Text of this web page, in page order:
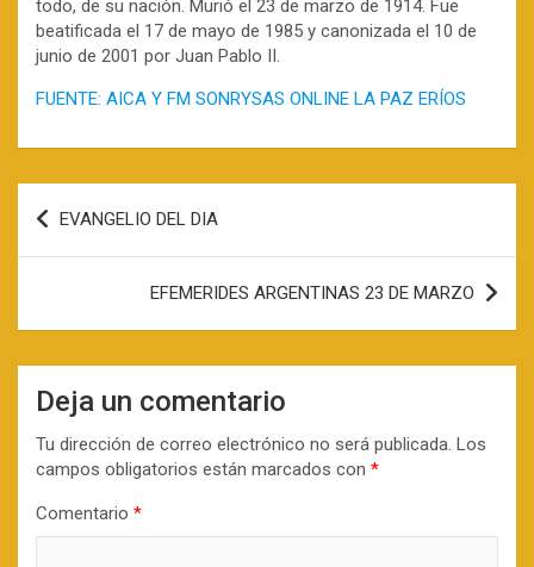
todo, de su nación. Murió el 23 de marzo de 1914. Fue
beatificada el 17 de mayo de 1985 y canonizada el 10 de
junio de 2001 por Juan Pablo II.
FUENTE: AICA Y FM SONRYSAS ONLINE LA PAZ ERÍOS
Navegación
de
EVANGELIO DEL DIA
EFEMERIDES ARGENTINAS 23 DE MARZO
Deja un comentario
Tu dirección de correo electrónico no será publicada. Los
campos obligatorios están marcados con *
Comentario *